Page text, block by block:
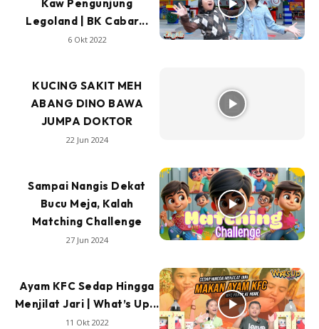
Kaw Pengunjung
Legoland | BK Cabar...
6 Okt 2022
KUCING SAKIT MEH
ABANG DINO BAWA
JUMPA DOKTOR
22 Jun 2024
Sampai Nangis Dekat
Bucu Meja, Kalah
Matching Challenge
27 Jun 2024
Ayam KFC Sedap Hingga
Menjilat Jari | What’s Up...
11 Okt 2022